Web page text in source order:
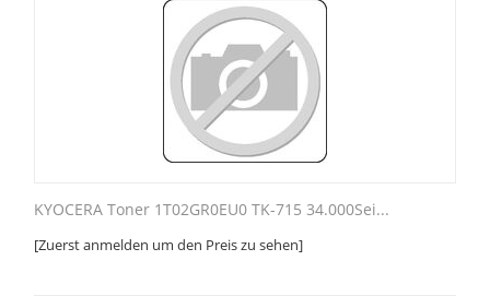
KYOCERA Toner 1T02GR0EU0 TK-715 34.000Sei...
[Zuerst anmelden um den Preis zu sehen]